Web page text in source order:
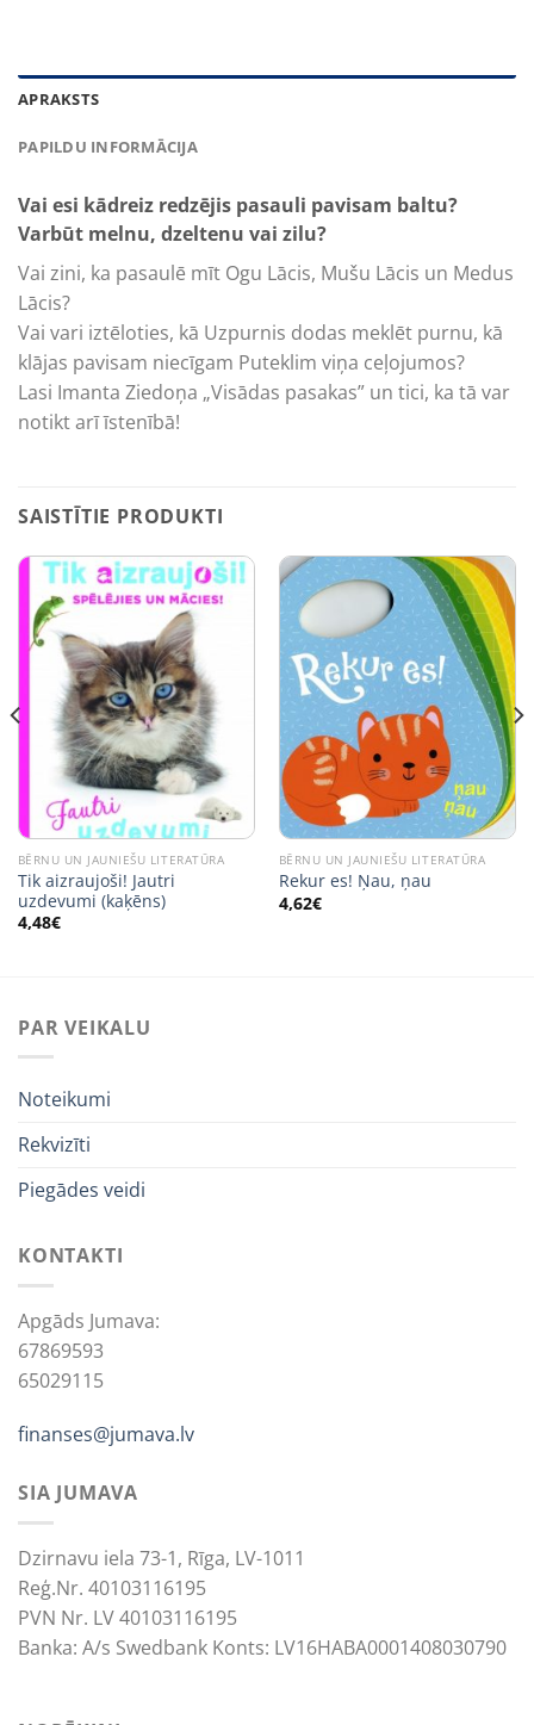
APRAKSTS
PAPILDU INFORMĀCIJA
Vai esi kādreiz redzējis pasauli pavisam baltu?
Varbūt melnu, dzeltenu vai zilu?
Vai zini, ka pasaulē mīt Ogu Lācis, Mušu Lācis un Medus
Lācis?
Vai vari iztēloties, kā Uzpurnis dodas meklēt purnu, kā
klājas pavisam niecīgam Puteklim viņa ceļojumos?
Lasi Imanta Ziedoņa „Visādas pasakas” un tici, ka tā var
notikt arī īstenībā!
SAISTĪTIE PRODUKTI
BĒRNU UN JAUNIEŠU LITERATŪRA
Tik aizraujoši! Jautri
uzdevumi (kaķēns)
4,48€
BĒRNU UN JAUNIEŠU LITERATŪRA
Rekur es! Ņau, ņau
4,62€
PAR VEIKALU
Noteikumi
Rekvizīti
Piegādes veidi
KONTAKTI
Apgāds Jumava:
67869593
65029115
finanses@jumava.lv
SIA JUMAVA
Dzirnavu iela 73-1, Rīga, LV-1011
Reģ.Nr. 40103116195
PVN Nr. LV 40103116195
Banka: A/s Swedbank Konts: LV16HABA0001408030790